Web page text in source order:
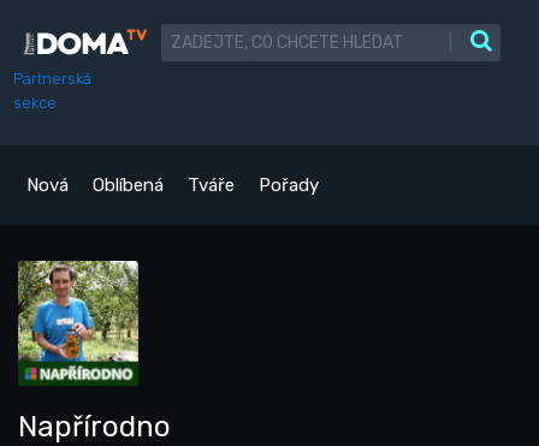
Partnerská
sekce
Nová Oblíbená Tváře Pořady
Napřírodno